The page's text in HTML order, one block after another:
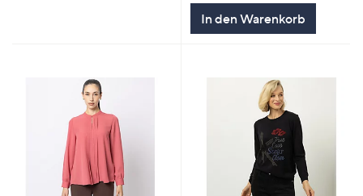
In den Warenkorb